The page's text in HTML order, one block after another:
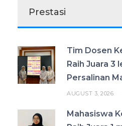
Prestasi
Tim Dosen
Raih Juara 3
Persalinan
AUGUST 3, 2026
Mahasiswa